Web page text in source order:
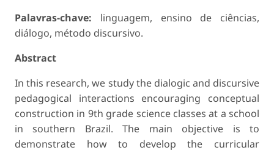
Palavras-chave: linguagem, ensino de ciências,
diálogo, método discursivo.
Abstract
In this research, we study the dialogic and discursive
pedagogical interactions encour­aging conceptual
construction in 9th grade science classes at a school
in southern Brazil. The main objective is to
demonstrate how to develop the curricular